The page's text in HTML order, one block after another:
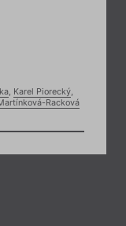
, Karel Piorecký,
Racková